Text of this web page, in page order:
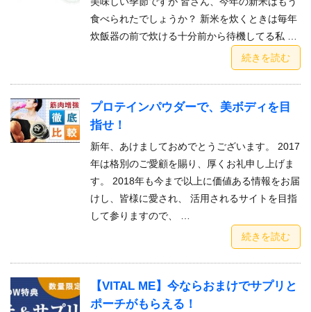
食べられたでしょうか？ 新米を炊くときは毎年
炊飯器の前で炊ける十分前から待機してる私 …
続きを読む
プロテインパウダーで、美ボディを目
指せ！
新年、あけましておめでとうございます。 2017
年は格別のご愛顧を賜り、厚くお礼申し上げま
す。 2018年も今まで以上に価値ある情報をお届
けし、皆様に愛され、 活用されるサイトを目指
して参りますので、 …
続きを読む
【VITAL ME】今ならおまけでサプリと
ポーチがもらえる！